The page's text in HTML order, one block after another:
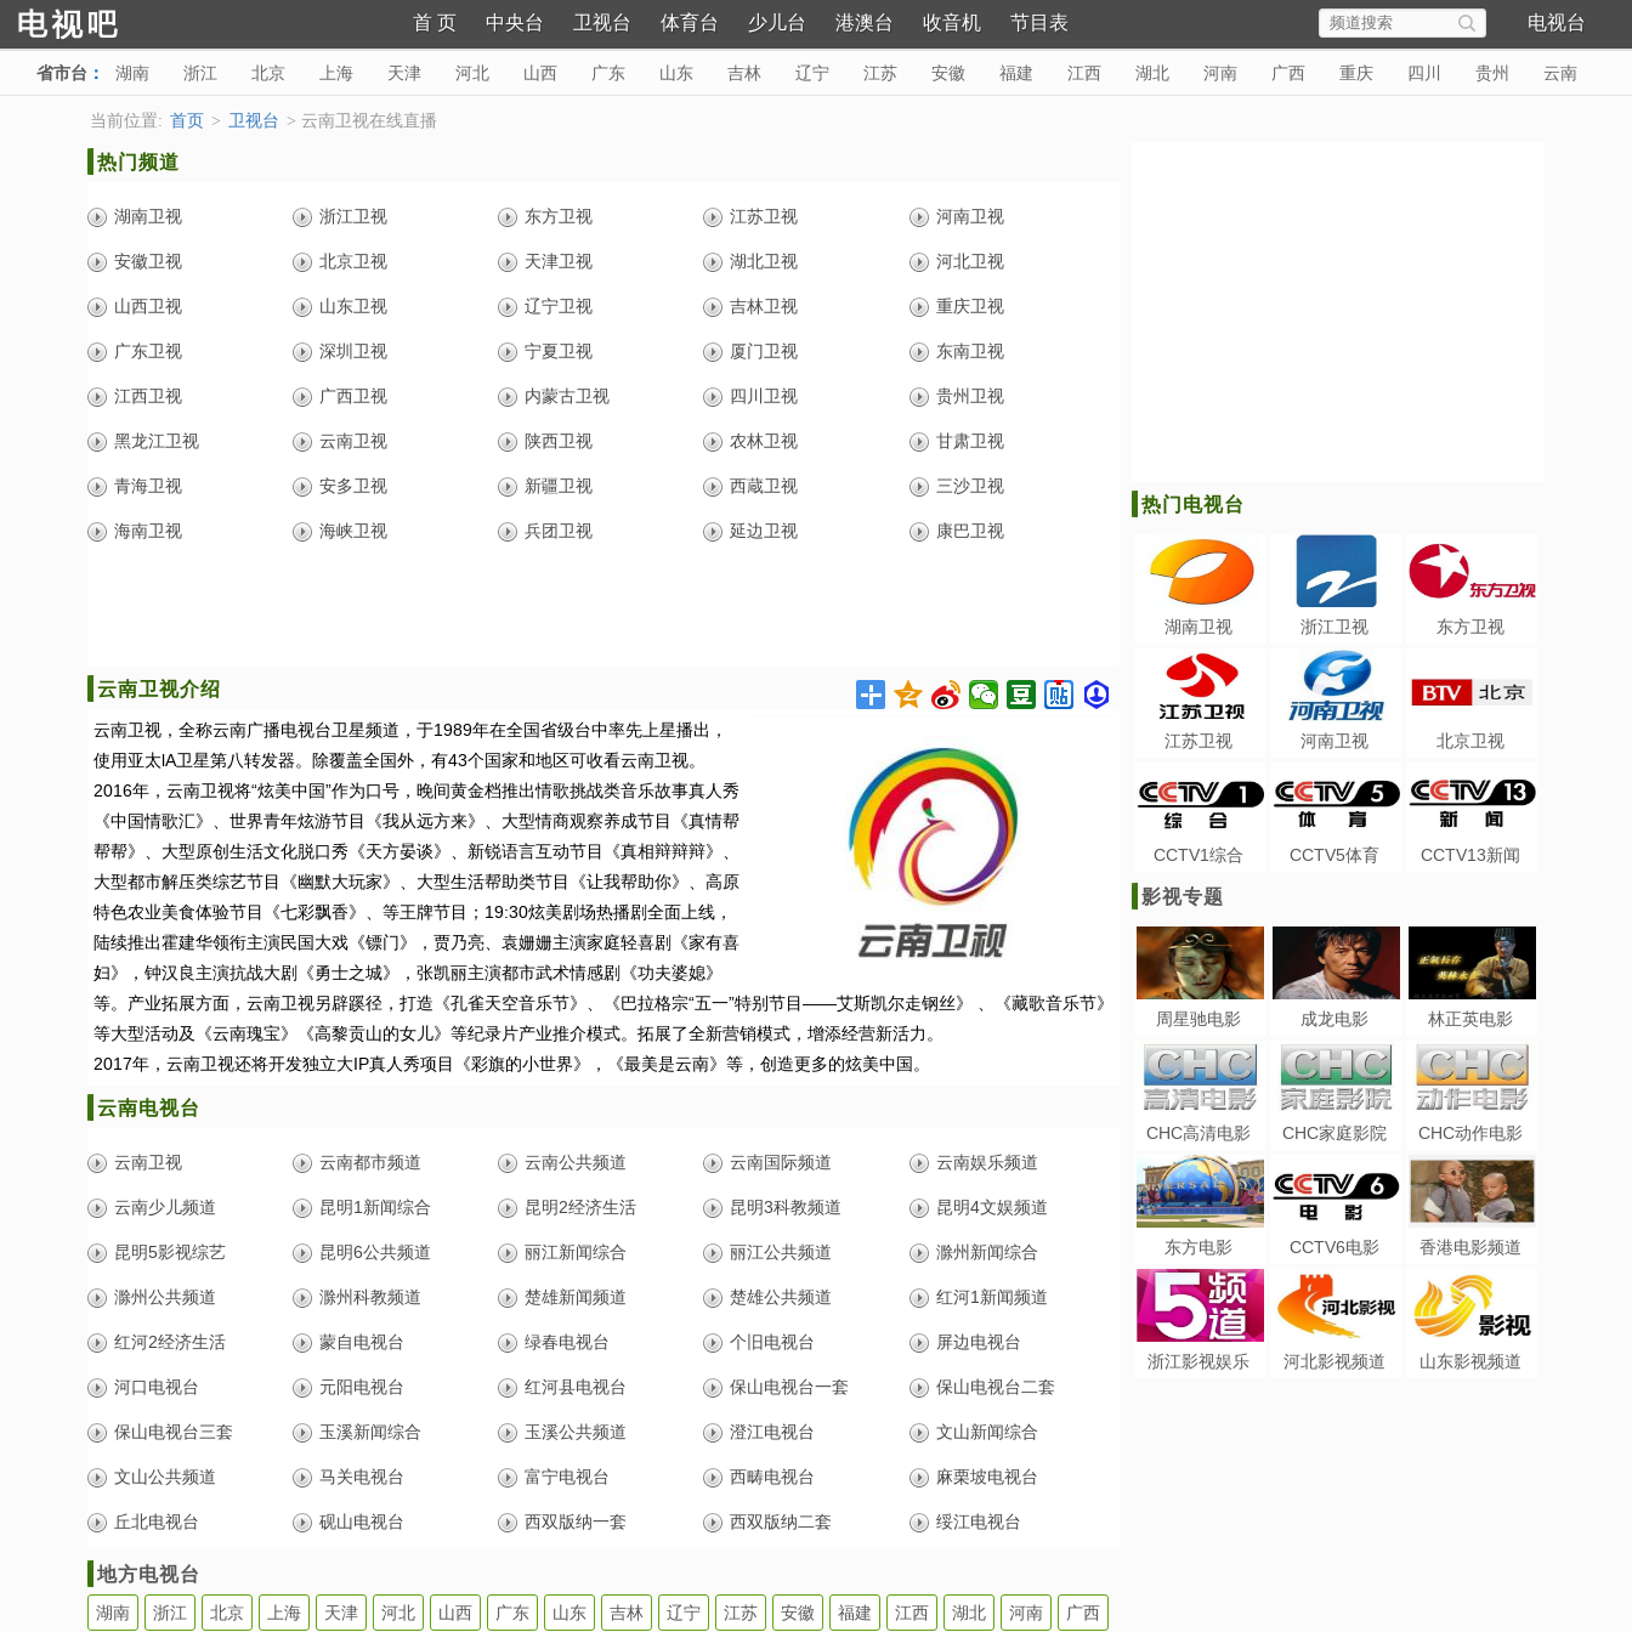
首 页 中央台 卫视台 体育台 少儿台 港澳台 收音机 节目表 电视台
省市台 ： 湖南 浙江 北京 上海 天津 河北 山西 广东 山东 吉林 辽宁 江苏 安徽 福建 江西 湖北 河南 广西 重庆 四川 贵州 云南
甘肃 青海 宁夏 新疆 海南
当前位置: 首页 > 卫视台 > 云南卫视在线直播
热门频道
湖南卫视 浙江卫视 东方卫视 江苏卫视 河南卫视
安徽卫视 北京卫视 天津卫视 湖北卫视 河北卫视
山西卫视 山东卫视 辽宁卫视 吉林卫视 重庆卫视
广东卫视 深圳卫视 宁夏卫视 厦门卫视 东南卫视
江西卫视 广西卫视 内蒙古卫视 四川卫视 贵州卫视
黑龙江卫视 云南卫视 陕西卫视 农林卫视 甘肃卫视
青海卫视 安多卫视 新疆卫视 西蔵卫视 三沙卫视
海南卫视 海峡卫视 兵团卫视 延边卫视 康巴卫视
云南卫视介绍
云南卫视，全称云南广播电视台卫星频道，于1989年在全国省级台中率先上星播出，
使用亚太lA卫星第八转发器。除覆盖全国外，有43个国家和地区可收看云南卫视。
2016年，云南卫视将“炫美中国”作为口号，晚间黄金档推出情歌挑战类音乐故事真人秀
《中国情歌汇》、世界青年炫游节目《我从远方来》、大型情商观察养成节目《真情帮
帮帮》、大型原创生活文化脱口秀《天方晏谈》、新锐语言互动节目《真相辩辩辩》、
大型都市解压类综艺节目《幽默大玩家》、大型生活帮助类节目《让我帮助你》、高原
特色农业美食体验节目《七彩飘香》、等王牌节目；19:30炫美剧场热播剧全面上线，
陆续推出霍建华领衔主演民国大戏《镖门》，贾乃亮、袁姗姗主演家庭轻喜剧《家有喜
妇》，钟汉良主演抗战大剧《勇士之城》，张凯丽主演都市武术情感剧《功夫婆媳》
等。产业拓展方面，云南卫视另辟蹊径，打造《孔雀天空音乐节》、《巴拉格宗“五一”特别节目——艾斯凯尔走钢丝》 、《藏歌音乐节》
等大型活动及《云南瑰宝》《高黎贡山的女儿》等纪录片产业推介模式。拓展了全新营销模式，增添经营新活力。
2017年，云南卫视还将开发独立大IP真人秀项目《彩旗的小世界》，《最美是云南》等，创造更多的炫美中国。
云南电视台
云南卫视 云南都市频道 云南公共频道 云南国际频道 云南娱乐频道
云南少儿频道 昆明1新闻综合 昆明2经济生活 昆明3科教频道 昆明4文娱频道
昆明5影视综艺 昆明6公共频道 丽江新闻综合 丽江公共频道 滁州新闻综合
滁州公共频道 滁州科教频道 楚雄新闻频道 楚雄公共频道 红河1新闻频道
红河2经济生活 蒙自电视台 绿春电视台 个旧电视台 屏边电视台
河口电视台 元阳电视台 红河县电视台 保山电视台一套 保山电视台二套
保山电视台三套 玉溪新闻综合 玉溪公共频道 澄江电视台 文山新闻综合
文山公共频道 马关电视台 富宁电视台 西畴电视台 麻栗坡电视台
丘北电视台 砚山电视台 西双版纳一套 西双版纳二套 绥江电视台
地方电视台
湖南 浙江 北京 上海 天津 河北 山西 广东 山东 吉林 辽宁 江苏 安徽 福建 江西 湖北 河南 广西
热门电视台
湖南卫视 浙江卫视 东方卫视
江苏卫视 河南卫视 北京卫视
CCTV1综合 CCTV5体育 CCTV13新闻
影视专题
周星驰电影 成龙电影 林正英电影
CHC高清电影 CHC家庭影院 CHC动作电影
东方电影 CCTV6电影 香港电影频道
浙江影视娱乐 河北影视频道 山东影视频道